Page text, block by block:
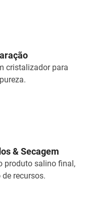
cristalizador para
& Secagem
produto salino final,
recursos.